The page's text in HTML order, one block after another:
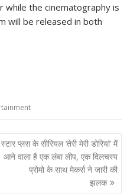
while the cinematography is
will be released in both
स्टार प्लस के सीरियल ‘तेरी मेरी डोरियां’ में
आने वाला है एक लंबा लीप, एक दिलचस्प
प्रोमो के साथ मेकर्स ने जारी की
झलक